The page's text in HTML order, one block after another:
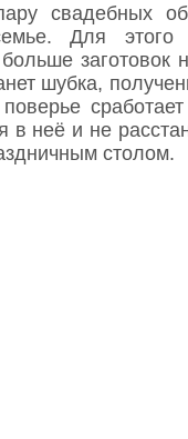
свадебных
Для этого
заготовок
шубка,
в неё и не
столом.